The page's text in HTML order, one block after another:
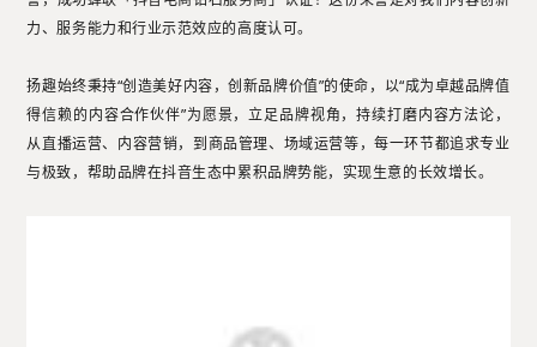
力、服务能力和行业示范效应的高度认可。
扬趣始终秉持“创造美好内容，创新品牌价值”的使命，以“成为卓越品牌值
得信赖的内容合作伙伴”为愿景，立足品牌视角，持续打磨内容方法论，
从直播运营、内容营销，到商品管理、场域运营等，每一环节都追求专业
与极致，帮助品牌在抖音生态中累积品牌势能，实现生意的长效增长。